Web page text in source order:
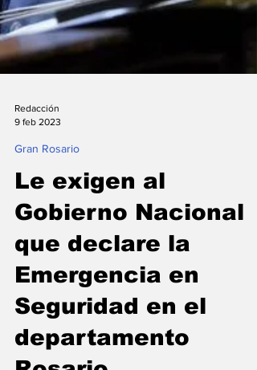
Redacción
Gran Rosario
Le exigen al
Gobierno Nacional
que declare la
Emergencia en
Seguridad en el